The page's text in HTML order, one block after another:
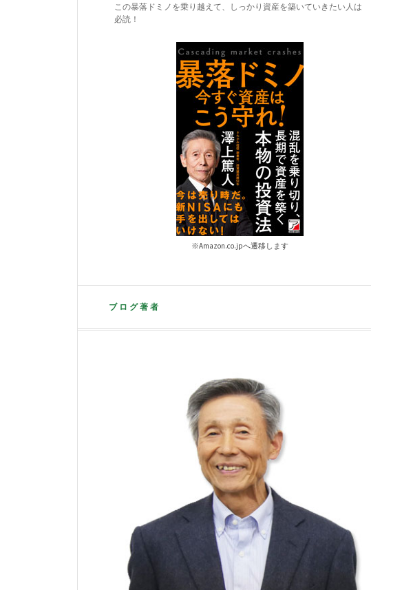
この暴落ドミノを乗り越えて、しっかり資産を築いていきたい人は
必読！
※Amazon.co.jpへ遷移します
ブログ著者